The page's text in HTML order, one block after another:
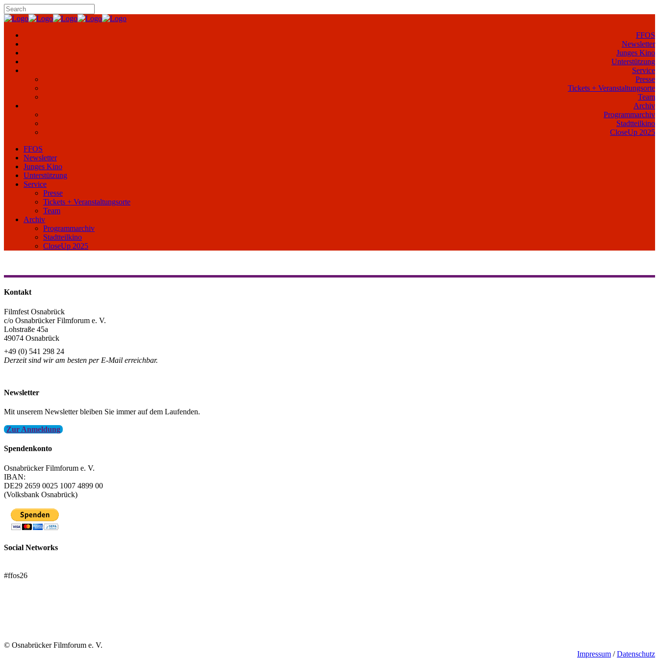
FFOS
Newsletter
Junges Kino
Unterstützung
Service
Presse
Tickets + Veranstaltungsorte
Team
Archiv
Programmarchiv
Stadtteilkino
CloseUp 2025
FFOS
Newsletter
Junges Kino
Unterstützung
Service
Presse
Tickets + Veranstaltungsorte
Team
Archiv
Programmarchiv
Stadtteilkino
CloseUp 2025
Kontakt
Filmfest Osnabrück
c/o Osnabrücker Filmforum e. V.
Lohstraße 45a
49074 Osnabrück
+49 (0) 541 298 24
Derzeit sind wir am besten per E-Mail erreichbar.
Newsletter
Mit unserem Newsletter bleiben Sie immer auf dem Laufenden.
Zur Anmeldung
Spendenkonto
Osnabrücker Filmforum e. V.
IBAN:
DE29 2659 0025 1007 4899 00
(Volksbank Osnabrück)
Social Networks
#ffos26
© Osnabrücker Filmforum e. V.
Impressum /Datenschutz